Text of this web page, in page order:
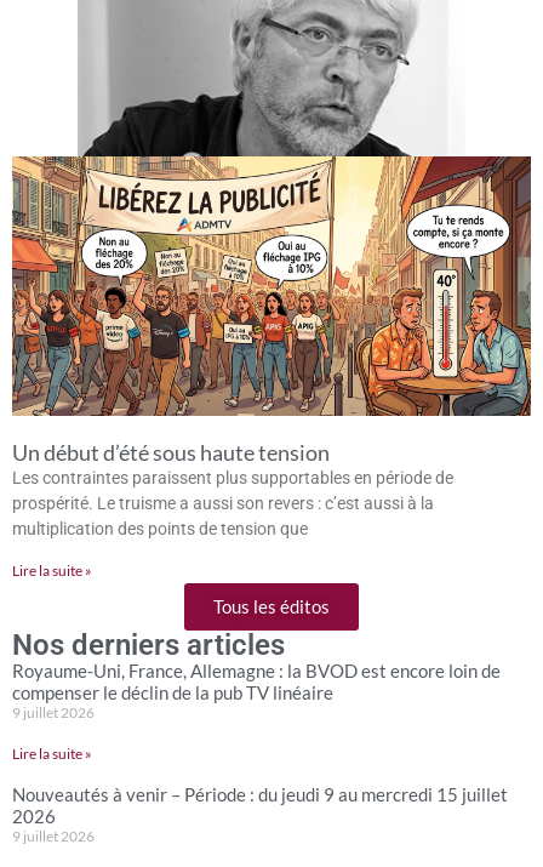
Un début d’été sous haute tension
Les contraintes paraissent plus supportables en période de
prospérité. Le truisme a aussi son revers : c’est aussi à la
multiplication des points de tension que
Lire la suite »
Tous les éditos
Nos derniers articles
Royaume-Uni, France, Allemagne : la BVOD est encore loin de
compenser le déclin de la pub TV linéaire
9 juillet 2026
Lire la suite »
Nouveautés à venir – Période : du jeudi 9 au mercredi 15 juillet
2026
9 juillet 2026